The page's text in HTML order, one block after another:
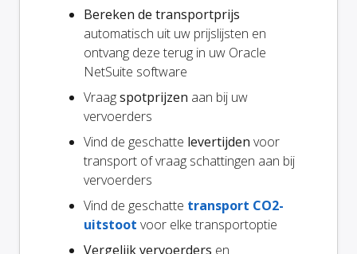
Bereken de transportprijs
automatisch uit uw prijslijsten en
ontvang deze terug in uw Oracle
NetSuite software
Vraagspotprijzen aan bij uw
vervoerders
Vind de geschatte levertijden voor
transport of vraag schattingen aan bij
vervoerders
Vind de geschatte transport CO2-
uitstoot voor elke transportoptie
Vergelijk vervoerders en